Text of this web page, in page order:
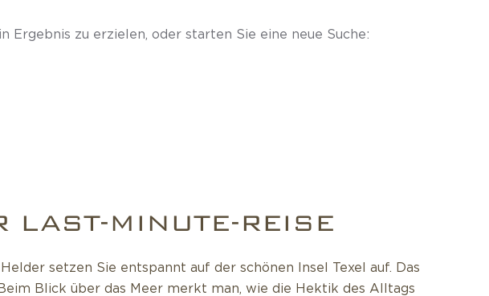
Ergebnis zu erzielen, oder starten Sie eine neue Suche:
LAST-MINUTE-REISE
setzen Sie entspannt auf der schönen Insel Texel auf. Das
Blick über das Meer merkt man, wie die Hektik des Alltags